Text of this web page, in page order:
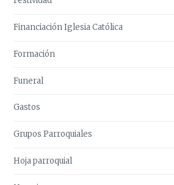
Financiación Iglesia Católica
Formación
Funeral
Gastos
Grupos Parroquiales
Hoja parroquial